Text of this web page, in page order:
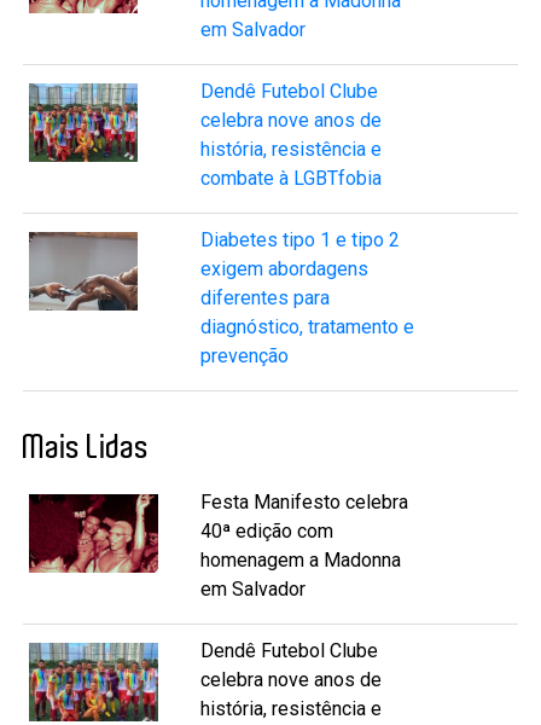
em Salvador
Dendê Futebol Clube
celebra nove anos de
história, resistência e
combate à LGBTfobia
Diabetes tipo 1 e tipo 2
exigem abordagens
diferentes para
diagnóstico, tratamento e
prevenção
Mais Lidas
Festa Manifesto celebra
40ª edição com
homenagem a Madonna
em Salvador
Dendê Futebol Clube
celebra nove anos de
história, resistência e